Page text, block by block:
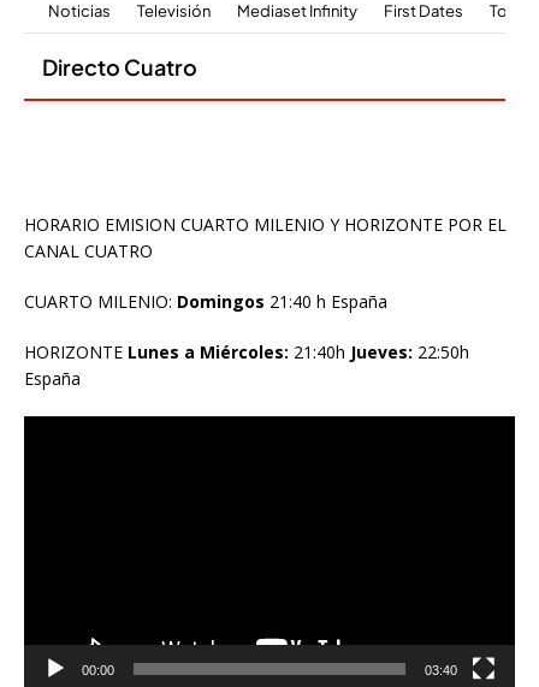
HORARIO EMISION CUARTO MILENIO Y HORIZONTE POR EL
CANAL CUATRO
CUARTO MILENIO: Domingos 21:40 h España
HORIZONTE Lunes a Miércoles: 21:40h Jueves: 22:50h
España
00:00 03:40